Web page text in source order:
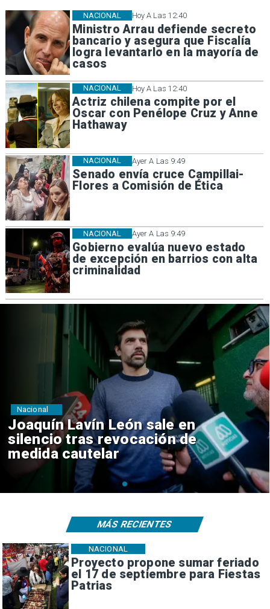
Hoy A Las 12:40
Ministro Arrau defiende secreto
bancario y asegura que Fiscalía
logra levantarlo en la mayoría de
casos
NACIONAL
Hoy A Las 12:40
Actriz chilena compite por el
Oscar con Penélope Cruz y Anne
Hathaway
NACIONAL
Ayer A Las 9:49
Senado envía cruce Campillai-
Flores a Comisión de Ética
NACIONAL
Ayer A Las 9:49
Gobierno evalúa nuevo estado
de excepción en barrios con alta
criminalidad
NACIONAL
Chile y Venezuela formalizan
reinicio de relaciones
consulares
Nacional
Proyecto propone sumar feriado
el 17 de septiembre para Fiestas
Patrias
NACIONAL
MÁS RECIENTES